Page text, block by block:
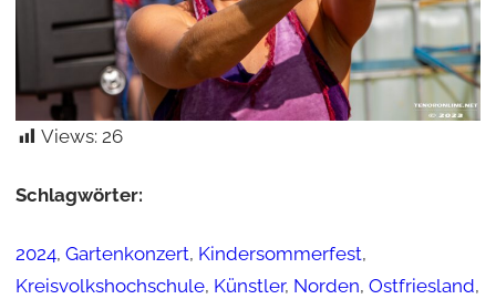
Views: 26
Schlagwörter:
2024, Gartenkonzert, Kindersommerfest
Kreisvolkshochschule, Künstler, Norden, Ostfriesland